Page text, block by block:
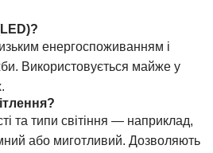
енергоспоживанням і
Використовується майже у
та типи світіння — наприклад,
або миготливий. Дозволяють